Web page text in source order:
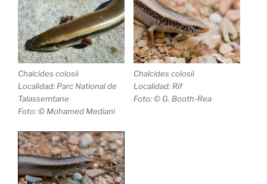
Chalcides colosii
Localidad: Parc National de
Talassemtane
Foto: © Mohamed Mediani
Chalcides colosii
Localidad: Rif
Foto: © G. Booth-Rea